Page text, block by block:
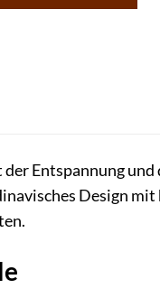
Entspannung
Design